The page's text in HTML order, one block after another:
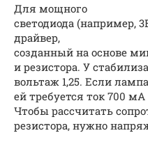
Для мощного
светодиода (например,
драйвер,
созданный на основе
и резистора. У
вольтаж 1,25. Если
ей требуется ток 700
Чтобы рассчитать
резистора, нужно